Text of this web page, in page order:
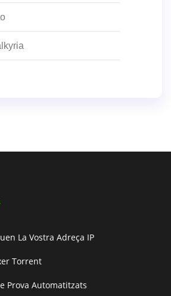
La Vostra Adreça IP
Torrent
Prova Automatitzats